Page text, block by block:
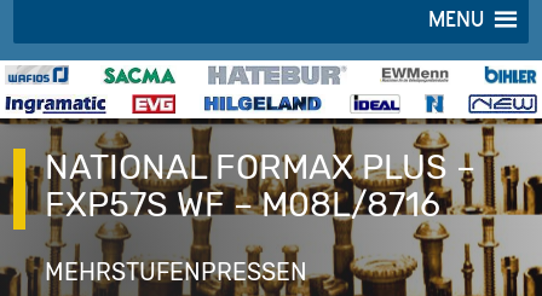
MENU
NATIONAL FORMAX PLUS –
FXP57S WF – M08L/8716
MEHRSTUFENPRESSEN